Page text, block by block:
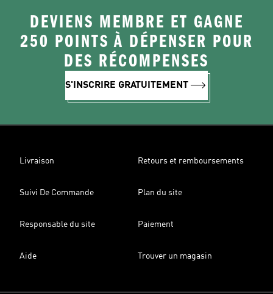
DEVIENS MEMBRE ET GAGNE
250 POINTS À DÉPENSER POUR
DES RÉCOMPENSES
S'INSCRIRE GRATUITEMENT
Livraison Retours et remboursements
Suivi De Commande Plan du site
Responsable du site Paiement
Aide Trouver un magasin